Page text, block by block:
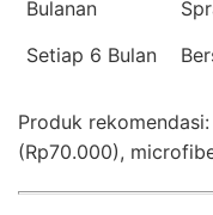
Bulanan
Setiap 6 Bulan
Produk
(Rp70.000),